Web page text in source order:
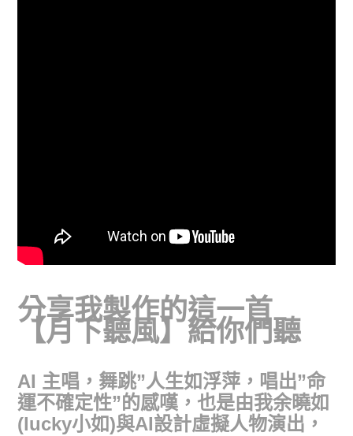
分享我製作的這一首
【月下聽風】給你們聽
AI 主唱，舞跳”人生如浮萍，唱出”命
運不確定性”的感嘆，也是由我余曉如
(lucky小如)與AI設計虛擬人物演出，